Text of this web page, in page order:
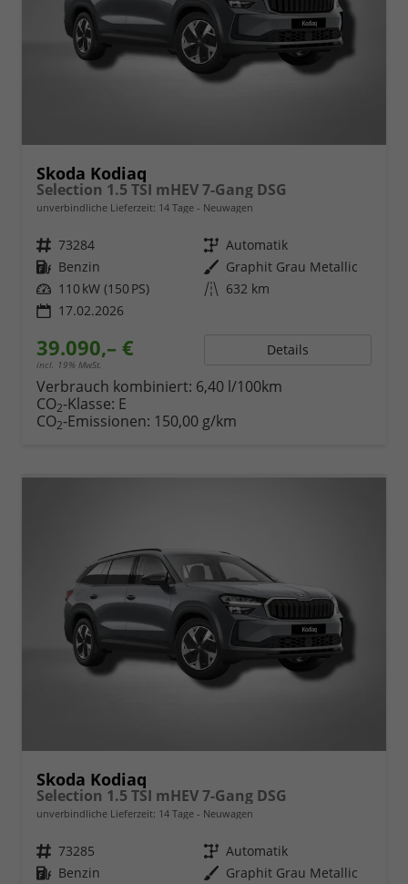
Skoda Kodiaq
Selection 1.5 TSI mHEV 7-Gang DSG
unverbindliche Lieferzeit: 14 Tage Neuwagen
Fahrzeugnr. 73284 Getriebe Automatik
Kraftstoff Benzin Außenfarbe Graphit Grau Metallic
Leistung 110 kW (150 PS) Kilometerstand 632 km
17.02.2026
39.090,– €
incl. 19% MwSt.
Details
Verbrauch kombiniert: 6,40 l/100km
CO2-Klasse: E
CO2-Emissionen: 150,00 g/km
Skoda Kodiaq
Selection 1.5 TSI mHEV 7-Gang DSG
unverbindliche Lieferzeit: 14 Tage Neuwagen
Fahrzeugnr. 73285 Getriebe Automatik
Kraftstoff Benzin Außenfarbe Graphit Grau Metallic